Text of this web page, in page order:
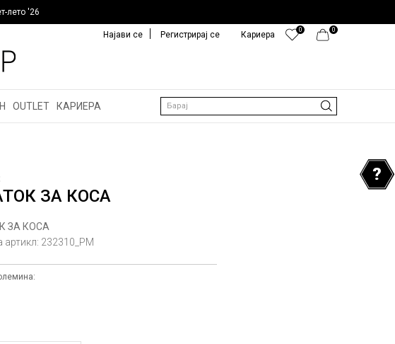
лето '26
0
0
Кариера
Најави се Регистрирај се
OUTLET КАРИЕРА Барај
ЗА КОСА
ЗА КОСА
артикл: 232310_PM